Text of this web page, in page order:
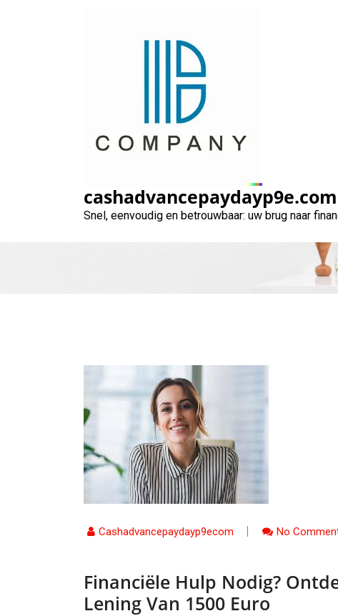
cashadvancepaydayp9e.com
Snel, eenvoudig en betrouwbaar: uw brug naar
Financiële Hulp
Cashadvancepaydayp9ecom No
Financiële Hulp Nodig?
Lening Van 1500 Euro